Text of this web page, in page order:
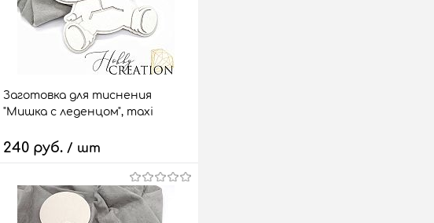
Заготовка для тиснения
"Мишка с леденцом", maxi
240 руб. / шт
В корзину